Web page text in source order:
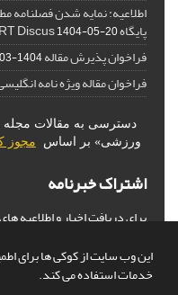
این وب سایت از کوکی ها برای
خدمات استفاده می کند.
اطلاعیه: نمایه شدن فصلنامه
پایگاه SPORT Discus1404-05-20
فراخوان پذیرش مقاله1404-03-09
فراخوان مقاله ویژه نامه
دسترسی به مقالات مجله
ورزشی» بر اساس
مجوز
اشتراک خبرنامه
برای دریافت اخبار و اطلاعیه